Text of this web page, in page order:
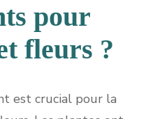
pour
fleurs ?
est crucial pour la